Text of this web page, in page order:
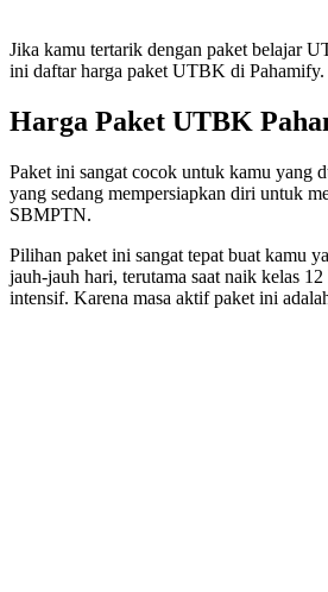
Jika kamu tertarik dengan paket belajar
ini daftar harga paket UTBK di Pahamify.
Harga Paket UTBK
Paket ini sangat cocok untuk kamu yang
yang sedang mempersiapkan diri untuk
SBMPTN.
Pilihan paket ini sangat tepat buat kamu
jauh-jauh hari, terutama saat naik kelas
intensif. Karena masa aktif paket ini